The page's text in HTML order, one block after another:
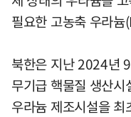
필요한 고농축 우라
북한은 지난 2024년
무기급 핵물질 생산
우라늄 제조시설을